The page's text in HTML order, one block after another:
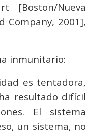
[Boston/Nueva
Company, 2001],
inmunitario:
es tentadora,
resultado difícil
El sistema
un sistema, no